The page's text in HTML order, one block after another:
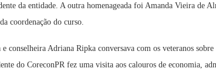
da entidade. A outra homenageada foi Amanda Vieira de
coordenação do curso.
conselheira Adriana Ripka conversava com os veteranos
do CoreconPR fez uma visita aos calouros de economia,